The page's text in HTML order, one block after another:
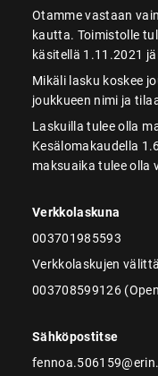
Otamme vastaan
kautta. Toimistolle
käsitellä 1.11.2021
Mikäli lasku koskee
joukkueen nimi ja
Laskuilla tulee olla
Kesälomakaudella
maksuaika tulee olla
Verkkolaskuna
003701985593
Verkkolaskujen
003708599126
Sähköpostitse